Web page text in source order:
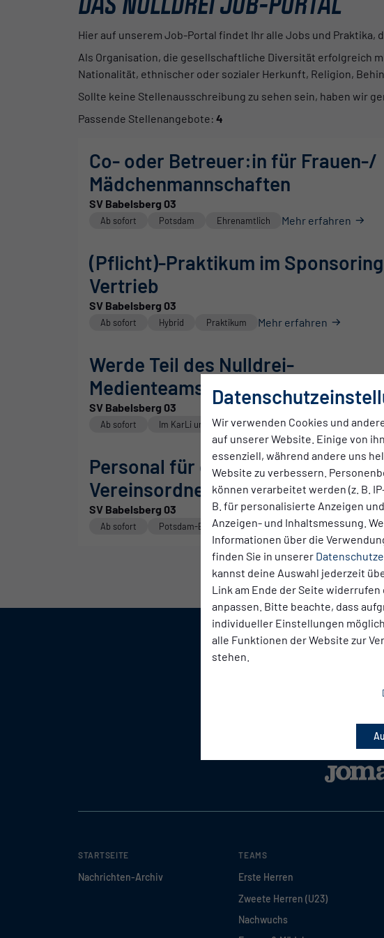
Wir verwenden Cookies und
auf unserer Website. Einige von
essenziell, während andere uns
Website zu verbessern.
können verarbeitet werden (z. B.
B. für personalisierte Anzeigen
Anzeigen- und Inhaltsmessung.
Informationen über die
finden Sie in unserer
kannst deine Auswahl jederzeit
Link am Ende der Seite widerrufen
anpassen. Bitte beachte, dass
individueller Einstellungen
alle Funktionen der Website zur
stehen.
Hier auf unserem Job-Portal findet Ihr alle Jobs und Praktika,
Als Organisation, die gesellschaftliche Diversität erfolgreich
Nationalität, ethnischer oder sozialer Herkunft, Religion,
Sollte keine Stellenausschreibung zu sehen sein, haben wir
Passende Stellenangebote: 4
Co- oder Betreuer:in für Frauen-/
Mädchenmannschaften
SV Babelsberg 03
Ab sofort Potsdam Ehrenamtlich Mehr erfahren
(Pflicht)-Praktikum im
Vertrieb
SV Babelsberg 03
Ab sofort Hybrid Praktikum Mehr erfahren
Werde Teil des Nulldrei-
Medienteams
SV Babelsberg 03
Ab sofort Im KarLi und bei Auswärtsspielen Ehrenamtlich
Personal für den Bereich
Vereinsordner
SV Babelsberg 03
Ab sofort Potsdam-Babelsberg Aushilfe Mehr erfahren
STARTSEITE
Nachrichten-Archiv
TEAMS
Erste Herren
Zweete Herren (U23)
Nachwuchs